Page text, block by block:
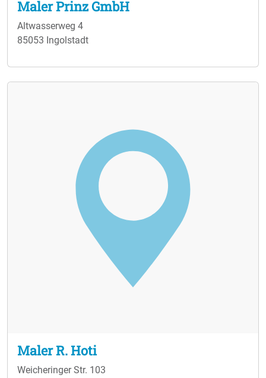
Maler Prinz GmbH
Altwasserweg 4
85053 Ingolstadt
Maler R. Hoti
Weicheringer Str. 103